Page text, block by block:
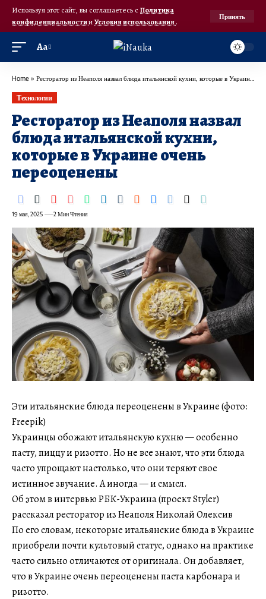
Используя этот сайт, вы соглашаетесь с Политика
конфиденциальностииУсловия использования.
Принять
Аа
Home » Ресторатор из Неаполя назвал блюда итальянской кухни, которые в Украине очень переоценены
Технологии
Ресторатор из Неаполя назвал
блюда итальянской кухни,
которые в Украине очень
переоценены
19 мая, 2025 2 Мин Чтения
Эти итальянские блюда переоценены в Украине (фото:
Freepik)
Украинцы обожают итальянскую кухню — особенно
пасту, пиццу и ризотто. Но не все знают, что эти блюда
часто упрощают настолько, что они теряют свое
истинное звучание. А иногда — и смысл.
Об этом в интервью РБК-Украина (проект Styler)
рассказал ресторатор из Неаполя Николай Олексив
По его словам, некоторые итальянские блюда в Украине
приобрели почти культовый статус, однако на практике
часто сильно отличаются от оригинала. Он добавляет,
что в Украине очень переоценены паста карбонара и
ризотто.